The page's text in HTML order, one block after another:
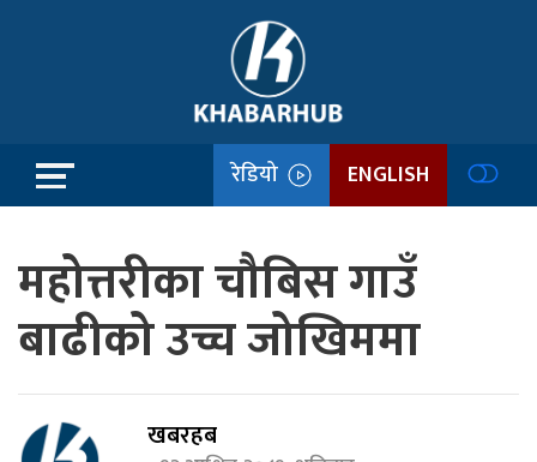
रेडियो ENGLISH
महोत्तरीका चौबिस गाउँ
बाढीको उच्च जोखिममा
खबरहब